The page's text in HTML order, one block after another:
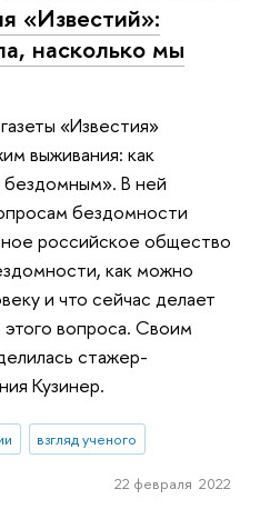
«Известий»:
насколько мы
«Известия»
выживания: как
В ней
бездомности
российское общество
как можно
и что сейчас делает
вопроса. Своим
стажер-
Кузинер.
взгляд ученого
22 февраля 2022